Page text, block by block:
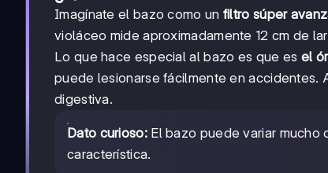
Imagínate el bazo como un filtro súper
violáceo mide aproximadamente 12 cm de
Lo que hace especial al bazo es que es el
puede lesionarse fácilmente en accidentes.
digestiva.
Dato curioso:El bazo puede variar mucho
característica.